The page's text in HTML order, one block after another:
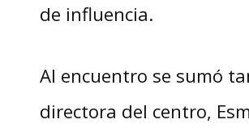
de influencia.
Al encuentro se sumó
directora del centro,